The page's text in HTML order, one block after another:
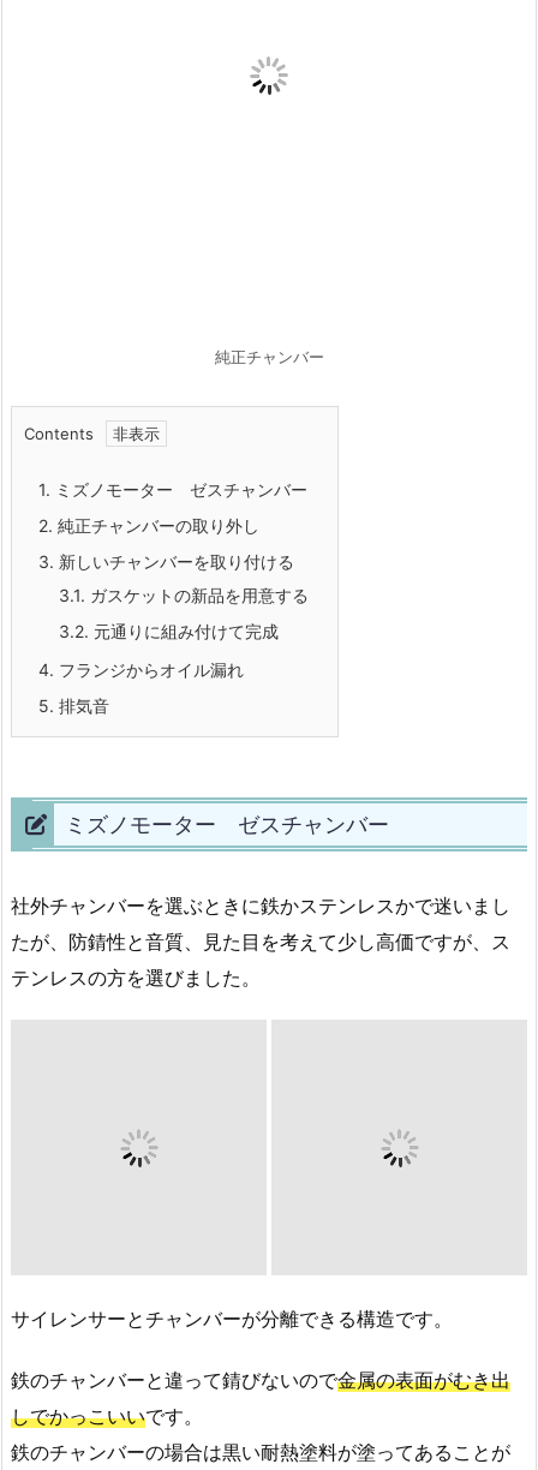
純正チャンバー
Contents
1. ミズノモーター ゼスチャンバー
2. 純正チャンバーの取り外し
3. 新しいチャンバーを取り付ける
3.1. ガスケットの新品を用意する
3.2. 元通りに組み付けて完成
4. フランジからオイル漏れ
5. 排気音
ミズノモーター ゼスチャンバー
社外チャンバーを選ぶときに鉄かステンレスかで迷いまし
たが、防錆性と音質、見た目を考えて少し高価ですが、ス
テンレスの方を選びました。
サイレンサーとチャンバーが分離できる構造です。
鉄のチャンバーと違って錆びないので金属の表面がむき出
しでかっこいいです。
鉄のチャンバーの場合は黒い耐熱塗料が塗ってあることが